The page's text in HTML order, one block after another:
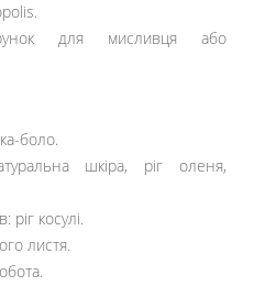
для мисливця або
боло.
шкіра, ріг оленя,
косулі.
листя.